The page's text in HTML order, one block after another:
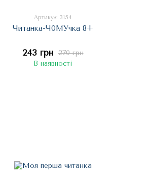
Артикул: 3154
Читанка-Ч0МУчка 8+
270 грн
243 грн
В наявності